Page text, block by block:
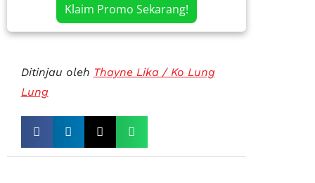
Klaim Promo Sekarang!
Ditinjau oleh Thayne Lika / Ko Lung
Lung